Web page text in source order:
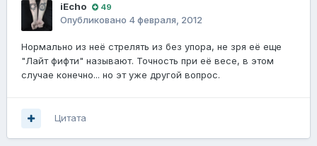
iEcho 49
Опубликовано 4 февраля, 2012
Нормально из неё стрелять из без упора, не зря её еще
"Лайт фифти" называют. Точность при её весе, в этом
случае конечно... но эт уже другой вопрос.
Цитата